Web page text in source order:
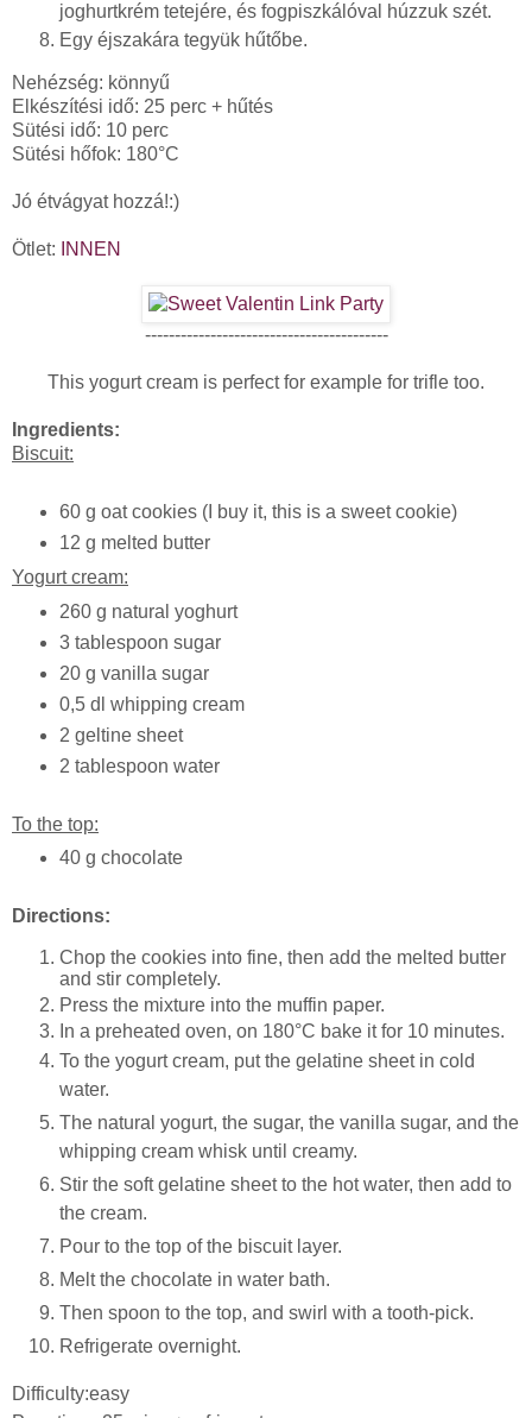
joghurtkrém tetejére, és fogpiszkálóval húzzuk szét.
Egy éjszakára tegyük hűtőbe.
Nehézség: könnyű
Elkészítési idő: 25 perc + hűtés
Sütési idő: 10 perc
Sütési hőfok: 180°C
Jó étvágyat hozzá!:)
Ötlet: INNEN
-----------------------------------------
This yogurt cream is perfect for example for trifle too.
Ingredients:
Biscuit:
60 g oat cookies (I buy it, this is a sweet cookie)
12 g melted butter
Yogurt cream:
260 g natural yoghurt
3 tablespoon sugar
20 g vanilla sugar
0,5 dl whipping cream
2 geltine sheet
2 tablespoon water
To the top:
40 g chocolate
Directions:
Chop the cookies into fine, then add the melted butter
and stir completely.
Press the mixture into the muffin paper.
In a preheated oven, on 180°C bake it for 10 minutes.
To the yogurt cream, put the gelatine sheet in cold
water.
The natural yogurt, the sugar, the vanilla sugar, and the
whipping cream whisk until creamy.
Stir the soft gelatine sheet to the hot water, then add to
the cream.
Pour to the top of the biscuit layer.
Melt the chocolate in water bath.
Then spoon to the top, and swirl with a tooth-pick.
Refrigerate overnight.
Difficulty:easy